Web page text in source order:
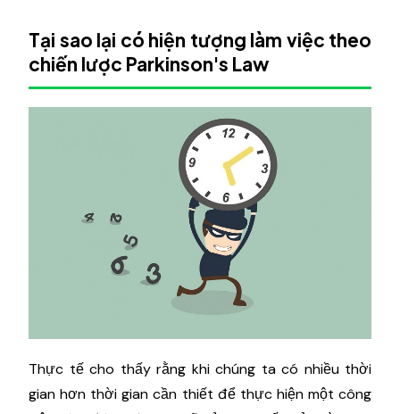
Tại sao lại có hiện tượng làm việc theo
chiến lược Parkinson's Law
Thực tế cho thấy rằng khi chúng ta có nhiều thời
gian hơn thời gian cần thiết để thực hiện một công